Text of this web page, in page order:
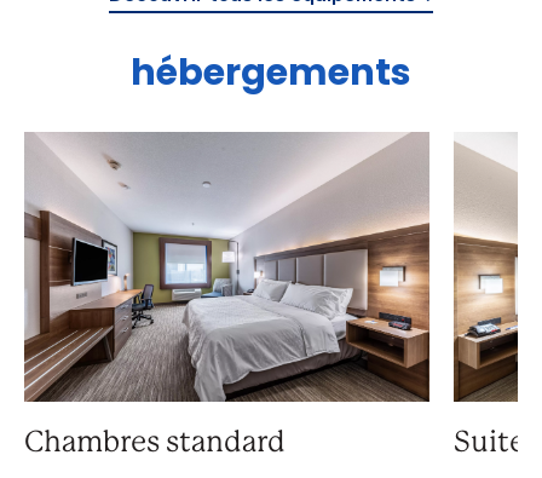
hébergements
Chambres standard Suite